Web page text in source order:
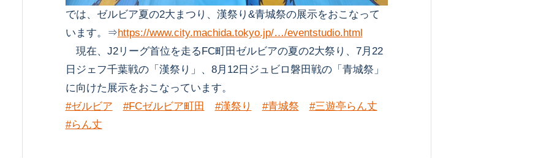
では、ゼルビア夏の2大まつり、漢祭り&青城祭の展示をおこなって
います。⇒https://www.city.machida.tokyo.jp/…/eventstudio.html
現在、J2リーグ首位を走るFC町田ゼルビアの夏の2大祭り、7月22
日ジェフ千葉戦の「漢祭り」、8月12日ジュビロ磐田戦の「青城祭」
に向けた展示をおこなっています。
#ゼルビア
#FCゼルビア町田 #漢祭り #青城祭
#三遊亭らん丈
#らん丈